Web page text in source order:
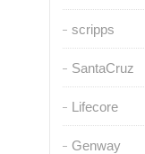
scripps
SantaCruz
Lifecore
Genway